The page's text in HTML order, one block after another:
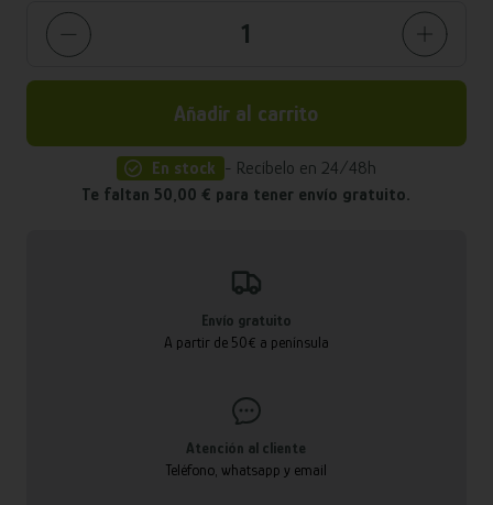
Añadir al carrito
En stock - Recíbelo en 24/48h
Te faltan 50,00 € para tener envío gratuito.
Envío gratuito
A partir de 50€ a península
Atención al cliente
Teléfono, whatsapp y email